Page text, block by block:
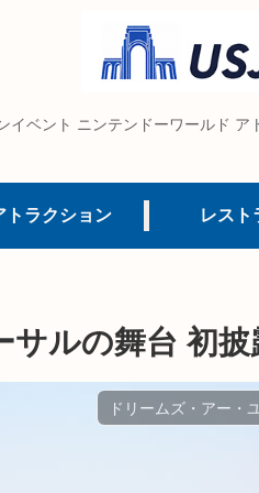
イベント ニンテンドーワールド
トラクション レスト
ルの舞台 初披
ドリームズ・アー・